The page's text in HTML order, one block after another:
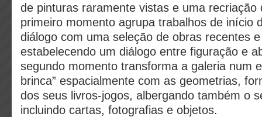
de pinturas raramente vistas e uma recriação
primeiro momento agrupa trabalhos de início
diálogo com uma seleção de obras recentes
estabelecendo um diálogo entre figuração e
segundo momento transforma a galeria num
brinca” espacialmente com as geometrias,
dos seus livros-jogos, albergando também o
incluindo cartas, fotografias e objetos.